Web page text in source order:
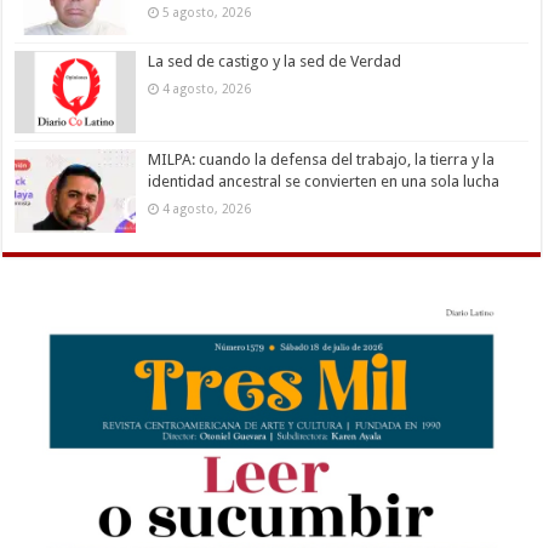
5 agosto, 2026
La sed de castigo y la sed de Verdad
4 agosto, 2026
MILPA: cuando la defensa del trabajo, la tierra y la
identidad ancestral se convierten en una sola lucha
4 agosto, 2026